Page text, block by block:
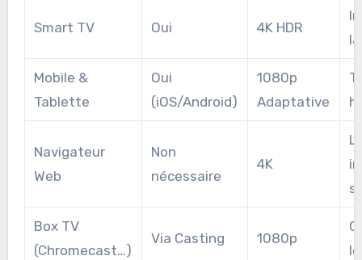
Smart TV Oui 4K HDR
Mobile &
Tablette
Oui
(iOS/Android)
1080p
Adaptative
Navigateur
Web
Non
nécessaire
4K
Box TV
(Chromecast…)
Via Casting 1080p